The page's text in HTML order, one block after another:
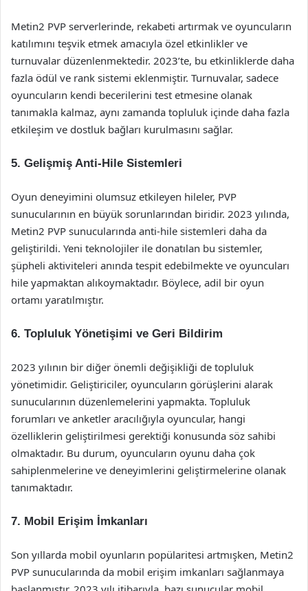
Metin2 PVP serverlerinde, rekabeti artırmak ve oyuncuların
katılımını teşvik etmek amacıyla özel etkinlikler ve
turnuvalar düzenlenmektedir. 2023’te, bu etkinliklerde daha
fazla ödül ve rank sistemi eklenmiştir. Turnuvalar, sadece
oyuncuların kendi becerilerini test etmesine olanak
tanımakla kalmaz, aynı zamanda topluluk içinde daha fazla
etkileşim ve dostluk bağları kurulmasını sağlar.
5. Gelişmiş Anti-Hile Sistemleri
Oyun deneyimini olumsuz etkileyen hileler, PVP
sunucularının en büyük sorunlarından biridir. 2023 yılında,
Metin2 PVP sunucularında anti-hile sistemleri daha da
geliştirildi. Yeni teknolojiler ile donatılan bu sistemler,
şüpheli aktiviteleri anında tespit edebilmekte ve oyuncuları
hile yapmaktan alıkoymaktadır. Böylece, adil bir oyun
ortamı yaratılmıştır.
6. Topluluk Yönetişimi ve Geri Bildirim
2023 yılının bir diğer önemli değişikliği de topluluk
yönetimidir. Geliştiriciler, oyuncuların görüşlerini alarak
sunucularının düzenlemelerini yapmakta. Topluluk
forumları ve anketler aracılığıyla oyuncular, hangi
özelliklerin geliştirilmesi gerektiği konusunda söz sahibi
olmaktadır. Bu durum, oyuncuların oyunu daha çok
sahiplenmelerine ve deneyimlerini geliştirmelerine olanak
tanımaktadır.
7. Mobil Erişim İmkanları
Son yıllarda mobil oyunların popülaritesi artmışken, Metin2
PVP sunucularında da mobil erişim imkanları sağlanmaya